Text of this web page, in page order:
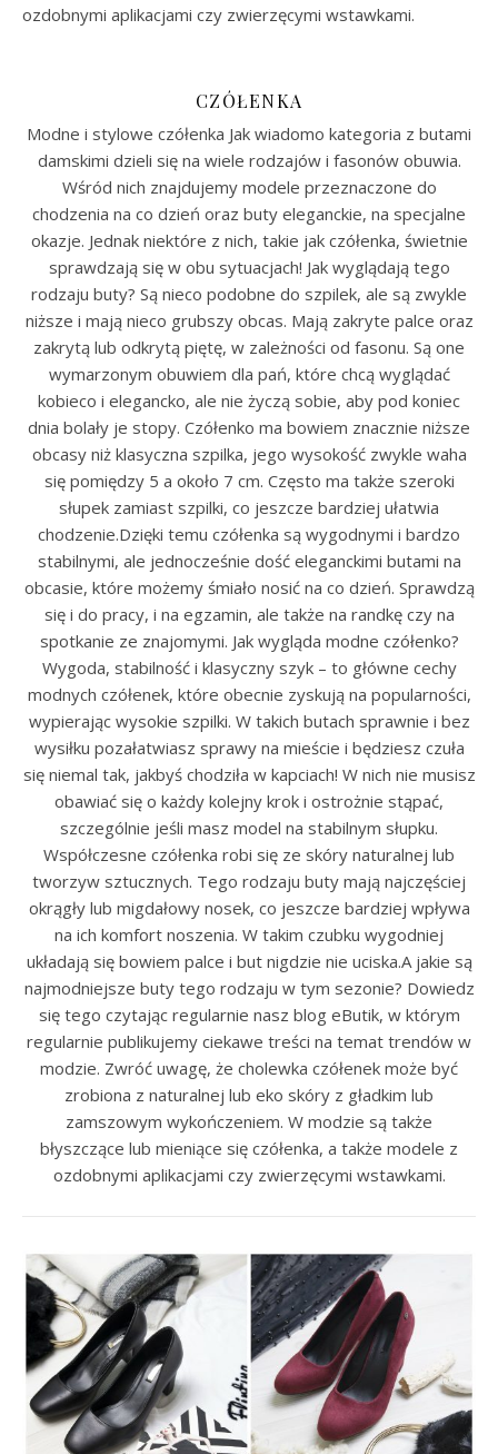
ozdobnymi aplikacjami czy zwierzęcymi wstawkami.
CZÓŁENKA
Modne i stylowe czółenka Jak wiadomo kategoria z butami
damskimi dzieli się na wiele rodzajów i fasonów obuwia.
Wśród nich znajdujemy modele przeznaczone do
chodzenia na co dzień oraz buty eleganckie, na specjalne
okazje. Jednak niektóre z nich, takie jak czółenka, świetnie
sprawdzają się w obu sytuacjach! Jak wyglądają tego
rodzaju buty? Są nieco podobne do szpilek, ale są zwykle
niższe i mają nieco grubszy obcas. Mają zakryte palce oraz
zakrytą lub odkrytą piętę, w zależności od fasonu. Są one
wymarzonym obuwiem dla pań, które chcą wyglądać
kobieco i elegancko, ale nie życzą sobie, aby pod koniec
dnia bolały je stopy. Czółenko ma bowiem znacznie niższe
obcasy niż klasyczna szpilka, jego wysokość zwykle waha
się pomiędzy 5 a około 7 cm. Często ma także szeroki
słupek zamiast szpilki, co jeszcze bardziej ułatwia
chodzenie.Dzięki temu czółenka są wygodnymi i bardzo
stabilnymi, ale jednocześnie dość eleganckimi butami na
obcasie, które możemy śmiało nosić na co dzień. Sprawdzą
się i do pracy, i na egzamin, ale także na randkę czy na
spotkanie ze znajomymi. Jak wygląda modne czółenko?
Wygoda, stabilność i klasyczny szyk – to główne cechy
modnych czółenek, które obecnie zyskują na popularności,
wypierając wysokie szpilki. W takich butach sprawnie i bez
wysiłku pozałatwiasz sprawy na mieście i będziesz czuła
się niemal tak, jakbyś chodziła w kapciach! W nich nie musisz
obawiać się o każdy kolejny krok i ostrożnie stąpać,
szczególnie jeśli masz model na stabilnym słupku.
Współczesne czółenka robi się ze skóry naturalnej lub
tworzyw sztucznych. Tego rodzaju buty mają najczęściej
okrągły lub migdałowy nosek, co jeszcze bardziej wpływa
na ich komfort noszenia. W takim czubku wygodniej
układają się bowiem palce i but nigdzie nie uciska.A jakie są
najmodniejsze buty tego rodzaju w tym sezonie? Dowiedz
się tego czytając regularnie nasz blog eButik, w którym
regularnie publikujemy ciekawe treści na temat trendów w
modzie. Zwróć uwagę, że cholewka czółenek może być
zrobiona z naturalnej lub eko skóry z gładkim lub
zamszowym wykończeniem. W modzie są także
błyszczące lub mieniące się czółenka, a także modele z
ozdobnymi aplikacjami czy zwierzęcymi wstawkami.